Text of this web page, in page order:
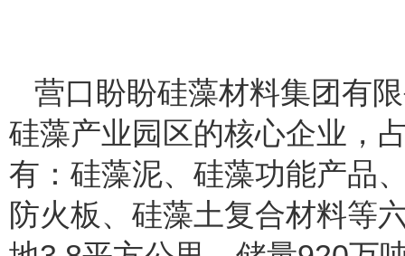
营口盼盼硅藻材料集团有
硅藻产业园区的核心企业，
有：硅藻泥、硅藻功能产品
防火板、硅藻土复合材料等